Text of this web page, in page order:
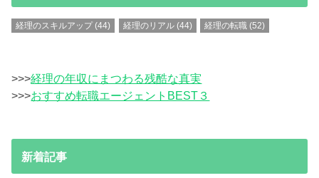
経理のスキルアップ (44) 経理のリアル(44) 経理の転職(52)
>>>経理の年収にまつわる残酷な真実
>>>おすすめ転職エージェントBEST３
新着記事